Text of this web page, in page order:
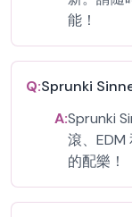
能！
Q:Sprunki
A:Sprunki
滾、EDM
的配樂！